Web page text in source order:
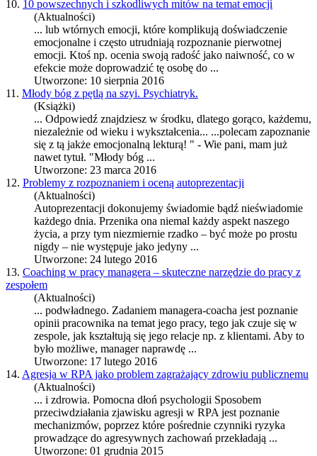
10. 10 powszechnych i szkodliwych mitów na temat emocji
(Aktualności)
... lub wtórnych emocji, które komplikują doświadczenie
emocjonalne i często utrudniają rozpoznanie pierwotnej
emocji. Ktoś np. ocenia swoją radość jako naiwność, co w
efekcie może doprowadzić tę osobę do ...
Utworzone: 10 sierpnia 2016
11. Młody bóg z pętlą na szyi. Psychiatryk.
(Książki)
... Odpowiedź znajdziesz w środku, dlatego gorąco, każdemu,
niezależnie od wieku i wykształcenia... ...polecam zapoznanie
się z tą jakże emocjonalną lekturą! " - Wie pani, mam już
nawet tytuł. "Młody bóg ...
Utworzone: 23 marca 2016
12. Problemy z rozpoznaniem i oceną autoprezentacji
(Aktualności)
Autoprezentacji dokonujemy świadomie bądź nieświadomie
każdego dnia. Przenika ona niemal każdy aspekt naszego
życia, a przy tym niezmiernie rzadko – być może po prostu
nigdy – nie występuje jako jedyny ...
Utworzone: 24 lutego 2016
13. Coaching w pracy managera – skuteczne narzędzie do pracy z
zespołem
(Aktualności)
... podwładnego. Zadaniem managera-coacha jest poznanie
opinii pracownika na temat jego pracy, tego jak czuje się w
zespole, jak kształtują się jego relacje np. z klientami. Aby to
było możliwe, manager naprawdę ...
Utworzone: 17 lutego 2016
14. Agresja w RPA jako problem zagrażający zdrowiu publicznemu
(Aktualności)
... i zdrowia. Pomocna dłoń psychologii Sposobem
przeciwdziałania zjawisku agresji w RPA jest poznanie
mechanizmów, poprzez które pośrednie czynniki ryzyka
prowadzące do agresywnych zachowań przekładają ...
Utworzone: 01 grudnia 2015